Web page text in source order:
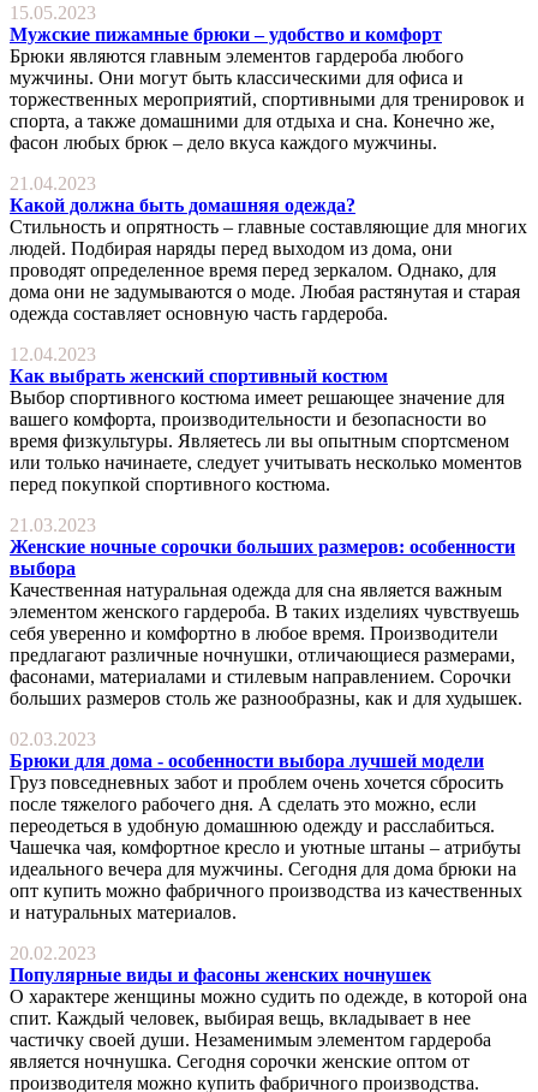
15.05.2023
Мужские пижамные брюки – удобство и комфорт
Брюки являются главным элементов гардероба любого
мужчины. Они могут быть классическими для офиса и
торжественных мероприятий, спортивными для тренировок и
спорта, а также домашними для отдыха и сна. Конечно же,
фасон любых брюк – дело вкуса каждого мужчины.
21.04.2023
Какой должна быть домашняя одежда?
Стильность и опрятность – главные составляющие для многих
людей. Подбирая наряды перед выходом из дома, они
проводят определенное время перед зеркалом. Однако, для
дома они не задумываются о моде. Любая растянутая и старая
одежда составляет основную часть гардероба.
12.04.2023
Как выбрать женский спортивный костюм
Выбор спортивного костюма имеет решающее значение для
вашего комфорта, производительности и безопасности во
время физкультуры. Являетесь ли вы опытным спортсменом
или только начинаете, следует учитывать несколько моментов
перед покупкой спортивного костюма.
21.03.2023
Женские ночные сорочки больших размеров: особенности
выбора
Качественная натуральная одежда для сна является важным
элементом женского гардероба. В таких изделиях чувствуешь
себя уверенно и комфортно в любое время. Производители
предлагают различные ночнушки, отличающиеся размерами,
фасонами, материалами и стилевым направлением. Сорочки
больших размеров столь же разнообразны, как и для худышек.
02.03.2023
Брюки для дома - особенности выбора лучшей модели
Груз повседневных забот и проблем очень хочется сбросить
после тяжелого рабочего дня. А сделать это можно, если
переодеться в удобную домашнюю одежду и расслабиться.
Чашечка чая, комфортное кресло и уютные штаны – атрибуты
идеального вечера для мужчины. Сегодня для дома брюки на
опт купить можно фабричного производства из качественных
и натуральных материалов.
20.02.2023
Популярные виды и фасоны женских ночнушек
О характере женщины можно судить по одежде, в которой она
спит. Каждый человек, выбирая вещь, вкладывает в нее
частичку своей души. Незаменимым элементом гардероба
является ночнушка. Сегодня сорочки женские оптом от
производителя можно купить фабричного производства.